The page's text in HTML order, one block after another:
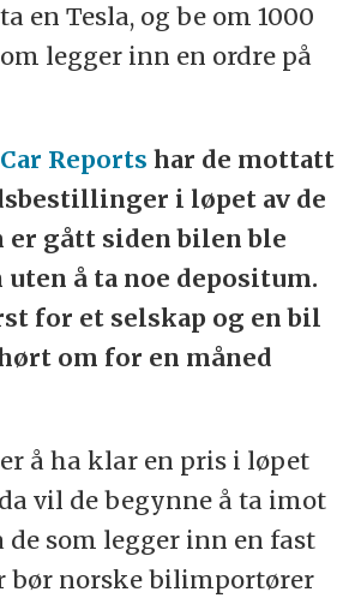
en Tesla, og be om 1000
legger inn en ordre på
Reports har de mottatt
i løpet av de
er gått siden bilen ble
uten å ta noe depositum.
for et selskap og en bil
om for en måned
å ha klar en pris i løpet
vil de begynne å ta imot
som legger inn en fast
bør norske bilimportører